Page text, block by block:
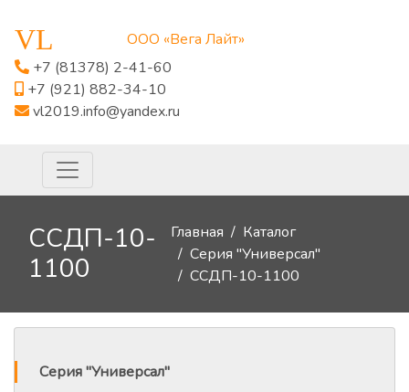
VL
ООО «Вега Лайт»
+7 (81378) 2-41-60
+7 (921) 882-34-10
vl2019.info@yandex.ru
ССДП-10-
1100
Главная
Каталог
Серия "Универсал"
ССДП-10-1100
Серия "Универсал"